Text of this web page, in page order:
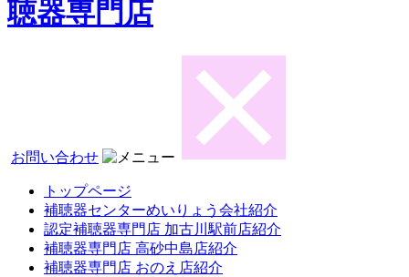
聴器専門店
お問い合わせ
トップページ
補聴器センターめいりょう会社紹介
認定補聴器専門店 加古川駅前店紹介
補聴器専門店 高砂中島店紹介
補聴器専門店 おのえ店紹介